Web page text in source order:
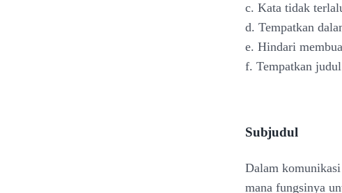
c. Kata tidak
d. Tempatkan
e. Hindari
f. Tempatkan
Subjudul
Dalam
mana fungsinya